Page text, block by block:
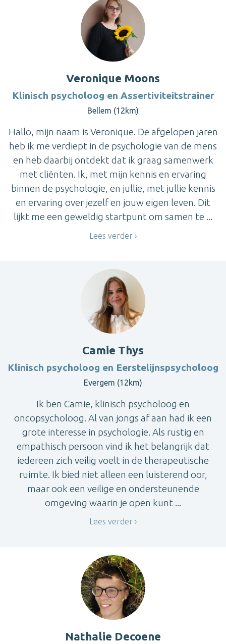
Veronique Moons
Klinisch psycholoog en Assertiviteitstrainer
Bellem (12km)
Hallo, mijn naam is Veronique. De afgelopen jaren
heb ik me verdiept in de psychologie van de mens
en heb daarbij ontdekt dat ik graag samenwerk
met cliënten. Ik, met mijn kennis en ervaring
binnen de psychologie, en jullie, met jullie kennis
en ervaring over jezelf en jouw eigen leven. Dit
lijkt me een geweldig startpunt om samen te ...
Lees verder
Camie Thys
Klinisch psycholoog en Eerstelijnspsycholoog
Evergem (12km)
Ik ben Camie, klinisch psycholoog en
oncopsycholoog. Al van jongs af aan had ik een
grote interesse in psychologie. Als rustig en
empathisch persoon vind ik het belangrijk dat
iedereen zich veilig voelt in de therapeutische
ruimte. Ik bied niet alleen een luisterend oor,
maar ook een veilige en ondersteunende
omgeving waarin je open kunt ...
Lees verder
Nathalie Decoene